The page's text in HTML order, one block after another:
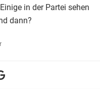
in der Partei sehen
dann?